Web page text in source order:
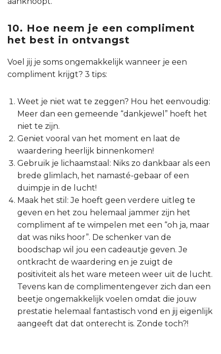
10. Hoe neem je een compliment
het best in ontvangst
Voel jij je soms ongemakkelijk wanneer je een
compliment krijgt? 3 tips:
Weet je niet wat te zeggen? Hou het eenvoudig:
Meer dan een gemeende “dankjewel” hoeft het
niet te zijn.
Geniet vooral van het moment en laat de
waardering heerlijk binnenkomen!
Gebruik je lichaamstaal: Niks zo dankbaar als een
brede glimlach, het namasté-gebaar of een
duimpje in de lucht!
Maak het stil: Je hoeft geen verdere uitleg te
geven en het zou helemaal jammer zijn het
compliment af te wimpelen met een “oh ja, maar
dat was niks hoor”. De schenker van de
boodschap wil jou een cadeautje geven. Je
ontkracht de waardering en je zuigt de
positiviteit als het ware meteen weer uit de lucht.
Tevens kan de complimentengever zich dan een
beetje ongemakkelijk voelen omdat die jouw
prestatie helemaal fantastisch vond en jij eigenlijk
aangeeft dat dat onterecht is. Zonde toch?!